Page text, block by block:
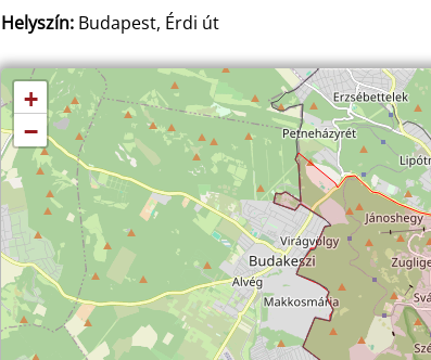
Helyszín:Budapest, Érdi út
+
−